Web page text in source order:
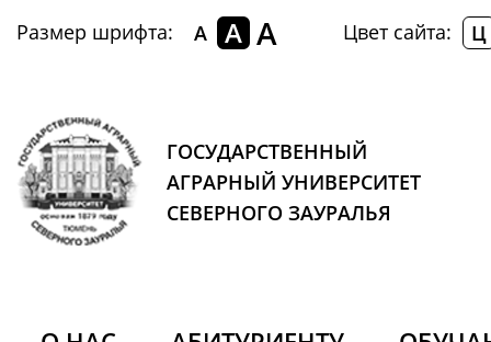
Размер шрифта: A A A Цвет сайта: Ц
ГОСУДАРСТВЕННЫЙ
АГРАРНЫЙ УНИВЕРСИТЕТ
СЕВЕРНОГО ЗАУРАЛЬЯ